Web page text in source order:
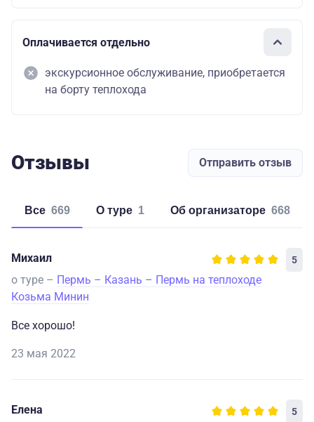
Оплачивается отдельно
экскурсионное обслуживание, приобретается
на борту теплохода
Отзывы Отправить отзыв
Все 669 о туре 1 об организаторе 668
Михаил 5
о туре – Пермь – Казань – Пермь на теплоходе
Козьма Минин
Все хорошо!
23 мая 2022
Елена 5